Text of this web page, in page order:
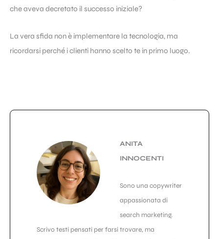
che aveva decretato il successo iniziale?
La vera sfida non è implementare la tecnologia, ma
ricordarsi perché i clienti hanno scelto te in primo luogo.
ANITA
INNOCENTI
Sono una copywriter
appassionata di
search marketing.
Scrivo testi pensati per farsi trovare, ma